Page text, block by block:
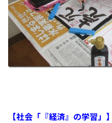
【社会「『経済』の学習」】